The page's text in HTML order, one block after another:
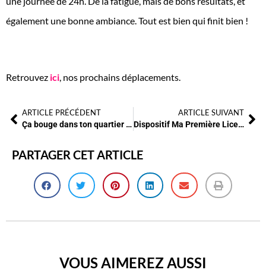
également une bonne ambiance. Tout est bien qui finit bien !
Retrouvez ici, nos prochains déplacements.
ARTICLE PRÉCÉDENT
Ça bouge dans ton quartier : une journée pour la jeunesse
ARTICLE SUIVANT
Dispositif Ma Première Licence Sportive
PARTAGER CET ARTICLE
VOUS AIMEREZ AUSSI